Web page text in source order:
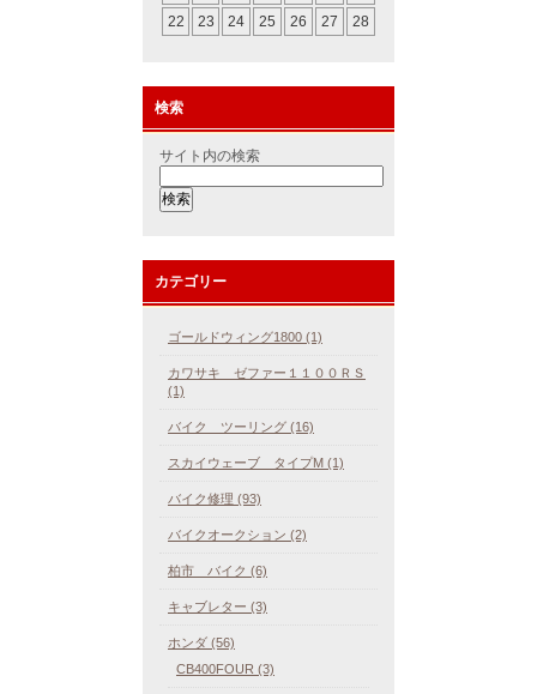
22
23 24 25 26 27 28
検索
サイト内の検索
カテゴリー
ゴールドウィング1800 (1)
カワサキ ゼファー１１００ＲＳ
(1)
バイク ツーリング (16)
スカイウェーブ タイプM (1)
バイク修理 (93)
バイクオークション (2)
柏市 バイク (6)
キャブレター (3)
ホンダ (56)
CB400FOUR (3)